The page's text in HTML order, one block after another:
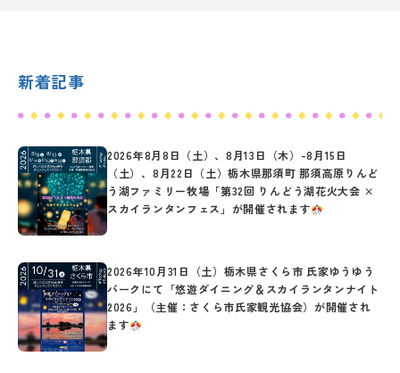
新着記事
2026年8月8日（土）、8月13日（木）-8月15日
（土）、8月22日（土）栃木県那須町 那須高原りんど
う湖ファミリー牧場「第32回 りんどう湖花火大会 ×
スカイランタンフェス」が開催されます
2026年10月31日（土）栃木県さくら市 氏家ゆうゆう
パークにて「悠遊ダイニング＆スカイランタンナイト
2026」（主催：さくら市氏家観光協会）が開催され
ます